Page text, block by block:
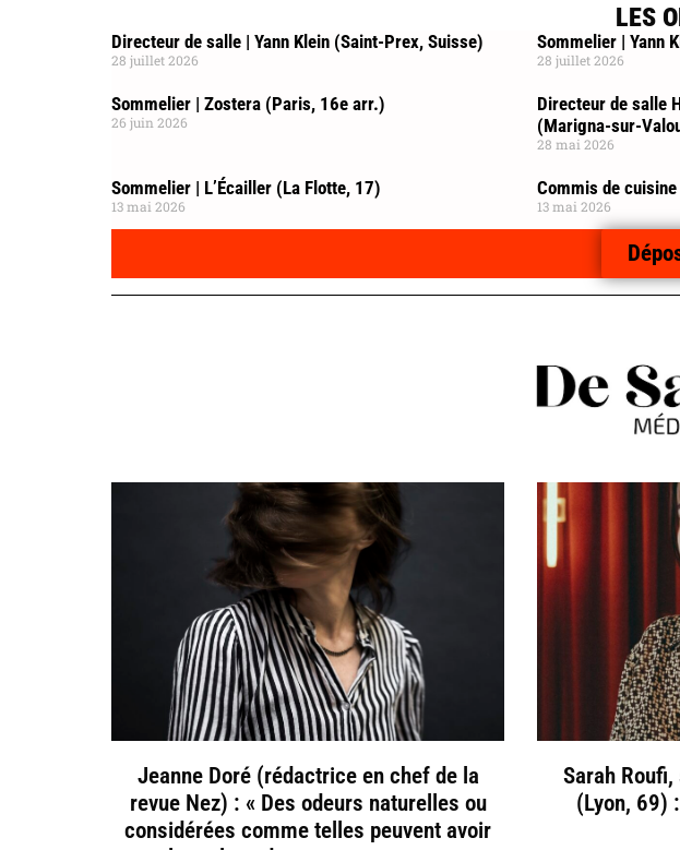
LES
Directeur de salle | Yann Klein (Saint-Prex, Suisse)
28 juillet 2026
Sommelier | Yann
28 juillet 2026
Sommelier | Zostera (Paris, 16e arr.)
26 juin 2026
Directeur de salle
(Marigna-sur-
28 mai 2026
Sommelier | L’Écailler (La Flotte, 17)
13 mai 2026
Commis de
13 mai 2026
Jeanne Doré (rédactrice en chef de la
revue Nez) : « Des odeurs naturelles ou
considérées comme telles peuvent avoir
Sarah
(Lyon, 69)